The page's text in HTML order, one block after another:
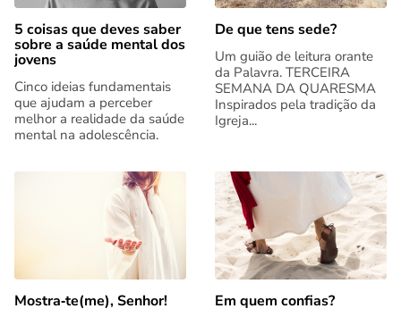
5 coisas que deves saber
sobre a saúde mental dos
jovens
Cinco ideias fundamentais
que ajudam a perceber
melhor a realidade da saúde
mental na adolescência.
De que tens sede?
Um guião de leitura orante
da Palavra. TERCEIRA
SEMANA DA QUARESMA
Inspirados pela tradição da
Igreja...
Mostra‑te(me), Senhor! Em quem confias?